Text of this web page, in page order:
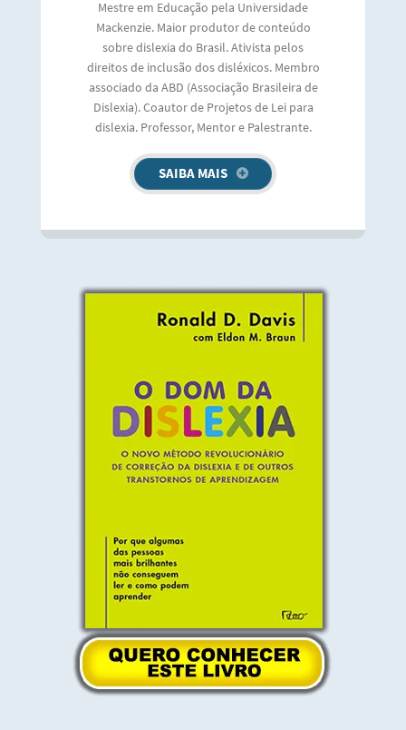
Mestre em Educação pela Universidade
Mackenzie. Maior produtor de conteúdo
sobre dislexia do Brasil. Ativista pelos
direitos de inclusão dos disléxicos. Membro
associado da ABD (Associação Brasileira de
Dislexia). Coautor de Projetos de Lei para
dislexia. Professor, Mentor e Palestrante.
SAIBA MAIS